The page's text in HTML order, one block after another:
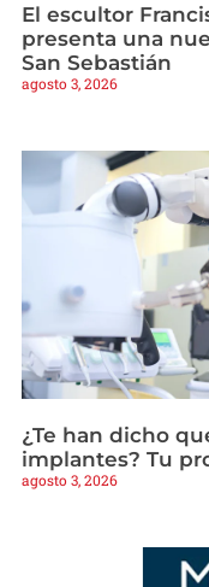
El escultor
presenta una
San Sebastián
agosto 3, 2026
¿Te han dicho
implantes? Tu
agosto 3, 2026